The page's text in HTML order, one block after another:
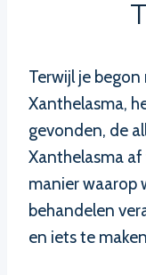
Terwijl je
Xanthelasma,
gevonden, de
Xanthelasma
manier waarop
behandelen
en iets te